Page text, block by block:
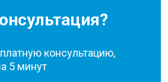
консультацию,
5 минут